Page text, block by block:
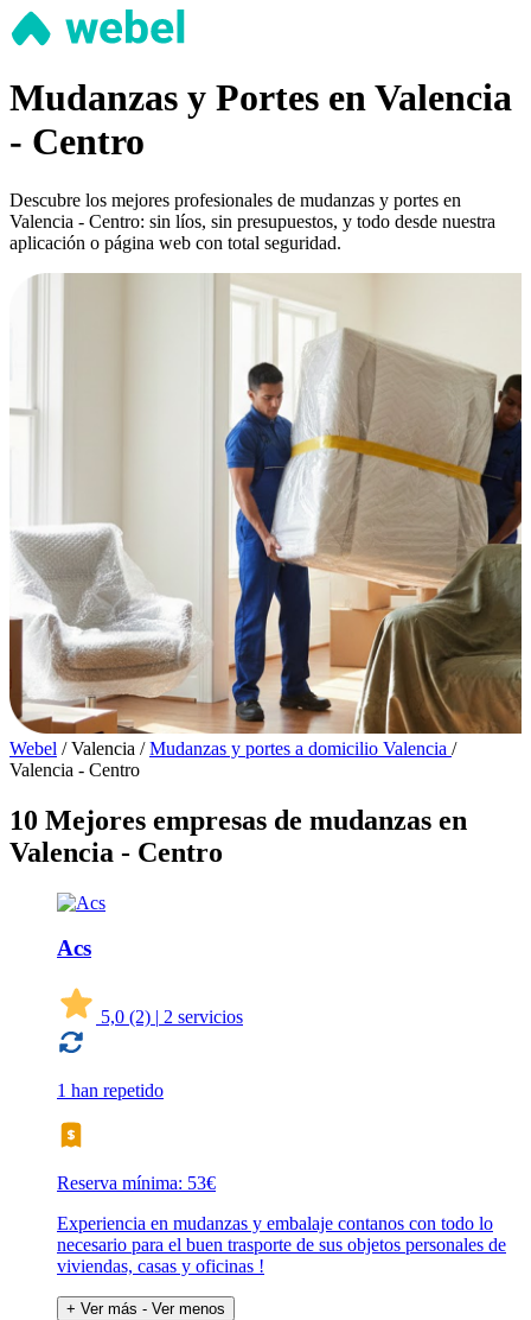
Mudanzas y Portes en Valencia
- Centro
Descubre los mejores profesionales de mudanzas y portes en
Valencia - Centro: sin líos, sin presupuestos, y todo desde nuestra
aplicación o página web con total seguridad.
Webel / Valencia / Mudanzas y portes a domicilio Valencia /
Valencia - Centro
10 Mejores empresas de mudanzas en
Valencia - Centro
Acs
5,0 (2) | 2 servicios
1 han repetido
Reserva mínima: 53€
Experiencia en mudanzas y embalaje contanos con todo lo
necesario para el buen trasporte de sus objetos personales de
viviendas, casas y oficinas !
+ Ver más - Ver menos